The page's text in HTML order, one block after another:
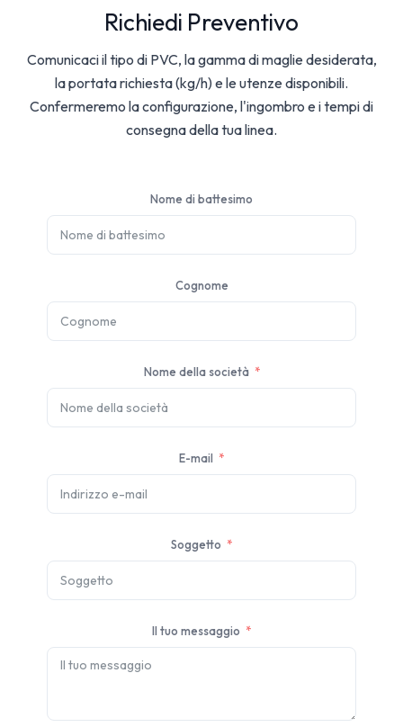
Richiedi Preventivo
Comunicaci il tipo di PVC, la gamma di maglie desiderata,
la portata richiesta (kg/h) e le utenze disponibili.
Confermeremo la configurazione, l'ingombro e i tempi di
consegna della tua linea.
Nome di battesimo
Cognome
Nome della società
E-mail
Soggetto
Il tuo messaggio